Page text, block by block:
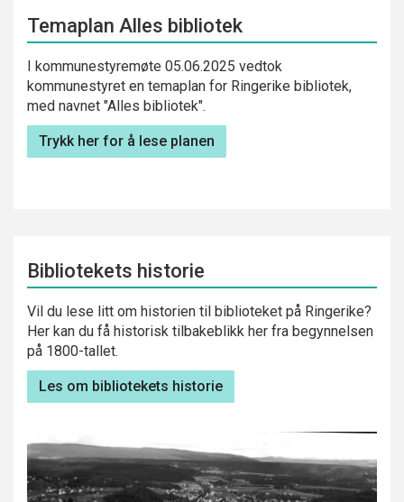
Temaplan Alles bibliotek
I kommunestyremøte 05.06.2025 vedtok
kommunestyret en temaplan for Ringerike bibliotek,
med navnet "Alles bibliotek".
Trykk her for å lese planen
Bibliotekets historie
Vil du lese litt om historien til biblioteket på Ringerike?
Her kan du få historisk tilbakeblikk her fra begynnelsen
på 1800-tallet.
Les om bibliotekets historie